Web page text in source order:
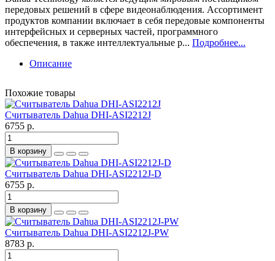
передовых решений в сфере видеонаблюдения. Ассортимент
продуктов компании включает в себя передовые компоненты
интерфейсных и серверных частей, программного
обеспечения, в также интеллектуальные р... Подробнее...
Описание
Похожие товары
Считыватель Dahua DHI-ASI2212J
6755 р.
В корзину
Считыватель Dahua DHI-ASI2212J-D
6755 р.
В корзину
Считыватель Dahua DHI-ASI2212J-PW
8783 р.